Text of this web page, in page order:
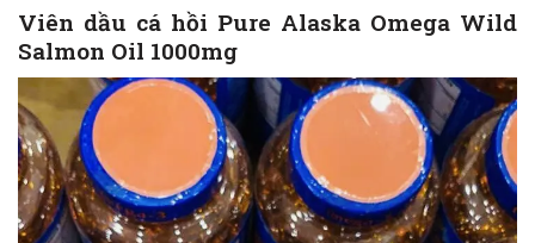
Viên dầu cá hồi Pure Alaska Omega Wild
Salmon Oil 1000mg